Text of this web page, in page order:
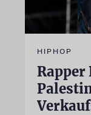
HIPHOP
Rapper